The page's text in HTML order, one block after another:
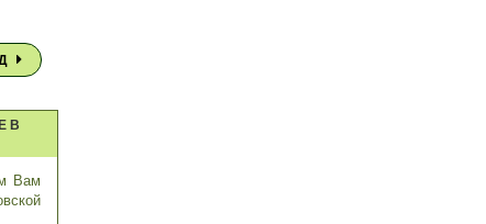
В
Вам